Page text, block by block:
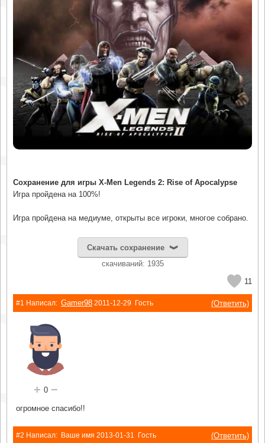
Сохранение для игры X-Men Legends 2: Rise of Apocalypse
Игра пройдена на 100%!
Игра пройдена на медиуме, открыты все игроки, многое собрано.
Скачать сохранение
cкачиваний: 1935
11
#1 Написал: Gamer98 2011-12-29 Гость (Ответить)
+ 0 −
огромное спасибо!!
#2 Написал: Ваше имя 2013-01-31 Гость (Ответить)